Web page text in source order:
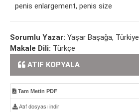
penis enlargement, penis size
Sorumlu Yazar: Yaşar Başağa, Türkiye
Makale Dili: Türkçe
ATIF KOPYALA
Tam Metin PDF
Atıf dosyası indir